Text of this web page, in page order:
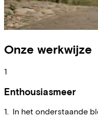
Onze werkwijze
1
Enthousiasmeer
1. In het onderstaande